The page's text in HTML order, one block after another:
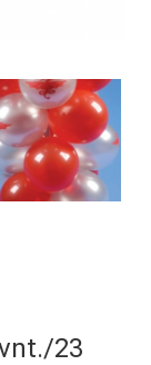
23